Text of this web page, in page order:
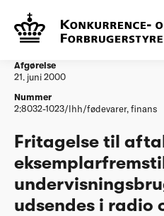
Afgørelser
Afgørelse
21. juni 2000
Nummer
2:8032-1023/lhh/fødevarer, finans
Fritagelse til
udsendes i radio